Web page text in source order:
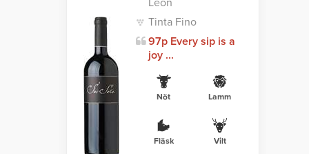
León
Tinta Fino
97p Every sip is a
joy ...
Nöt Lamm
Fläsk Vilt